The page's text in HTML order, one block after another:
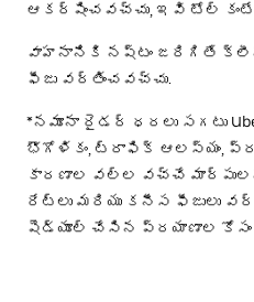
ఆకర్షించవచ్చు, ఇవి టోల్
వాహనానికి నష్టం జరిగితే
ఫీజు వర్తించవచ్చు.
*నమూనా రైడర్ ధరలు సగటు
భౌగోళికం, ట్రాఫిక్ ఆలస్యం,
కారణాల వల్ల వచ్చే
రేట్లు మరియు కనీస ఫీజులు
షెడ్యూల్ చేసిన ప్రయాణాల